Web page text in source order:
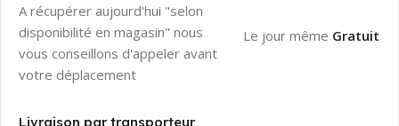
A récupérer aujourd'hui "selon
disponibilité en magasin" nous
vous conseillons d'appeler avant
votre déplacement
Le jour même Gratuit
Livraison par transporteur